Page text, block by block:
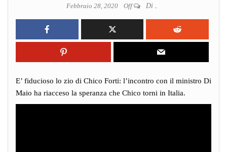
Febbraio 28, 2020 Off Di
E’ fiducioso lo zio di Chico Forti: l’incontro con il ministro Di
Maio ha riacceso la speranza che Chico torni in Italia.